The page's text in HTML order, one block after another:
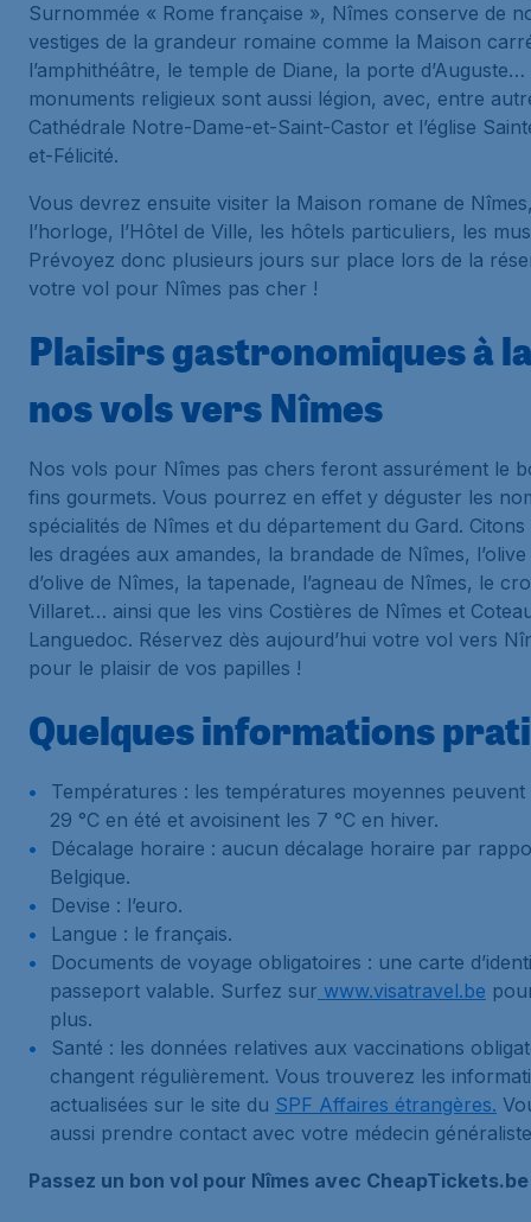
Surnommée « Rome française », Nîmes conserve de
vestiges de la grandeur romaine comme la Maison
l’amphithéâtre, le temple de Diane, la porte d’Auguste…
monuments religieux sont aussi légion, avec, entre
Cathédrale Notre-Dame-et-Saint-Castor et l’église
et-Félicité.
Vous devrez ensuite visiter la Maison romane de
l’horloge, l’Hôtel de Ville, les hôtels particuliers, les
Prévoyez donc plusieurs jours sur place lors de la
votre vol pour Nîmes pas cher !
Plaisirs gastronomiques à
nos vols vers Nîmes
Nos vols pour Nîmes pas chers feront assurément le
fins gourmets. Vous pourrez en effet y déguster les
spécialités de Nîmes et du département du Gard.
les dragées aux amandes, la brandade de Nîmes, l’olive
d’olive de Nîmes, la tapenade, l’agneau de Nîmes, le
Villaret… ainsi que les vins Costières de Nîmes et
Languedoc. Réservez dès aujourd’hui votre vol vers
pour le plaisir de vos papilles !
Quelques informations
Températures : les températures moyennes peuvent
29 °C en été et avoisinent les 7 °C en hiver.
Décalage horaire : aucun décalage horaire par
Belgique.
Devise : l’euro.
Langue : le français.
Documents de voyage obligatoires : une carte
passeport valable. Surfez sur www.visatravel.be
plus.
Santé : les données relatives aux vaccinations
changent régulièrement. Vous trouverez les
actualisées sur le site du SPF Affaires étrangères.
aussi prendre contact avec votre médecin
Passez un bon vol pour Nîmes avec CheapTickets.be